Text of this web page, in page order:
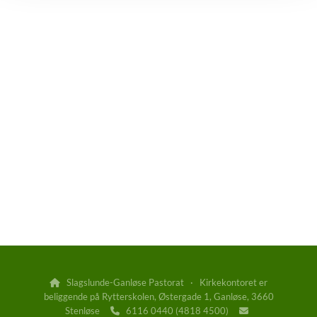

Slagslunde-Ganløse Pastorat · Kirkekontoret er
beliggende på Rytterskolen, Østergade 1, Ganløse, 3660
Stenløse
6116 0440 (4818 4500) 